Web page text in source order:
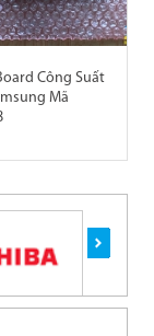
Công Suất
Mã